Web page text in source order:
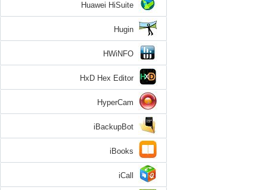
Huawei HiSuite
Hugin
HWiNFO
HxD Hex Editor
HyperCam
iBackupBot
iBooks
iCall